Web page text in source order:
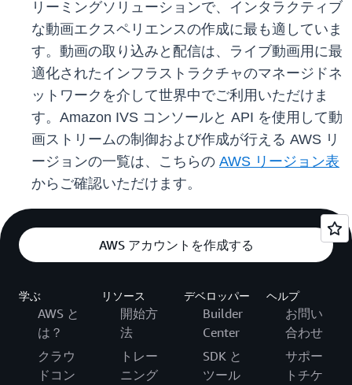
リーミングソリューションで、インタラクティブ
な動画エクスペリエンスの作成に最も適していま
す。動画の取り込みと配信は、ライブ動画用に最
適化されたインフラストラクチャのマネージドネ
ットワークを介して世界中でご利用いただけま
す。Amazon IVS コンソールと API を使用して動
画ストリームの制御および作成が行える AWS リ
ージョンの一覧は、こちらの AWS リージョン表
からご確認いただけます。
AWS アカウントを作成する
学ぶ
AWS と
は？
クラウ
ドコン
リソース
開始方
法
トレー
ニング
デベロッパー
Builder
Center
SDK と
ツール
ヘルプ
お問い
合わせ
サポー
トチケ